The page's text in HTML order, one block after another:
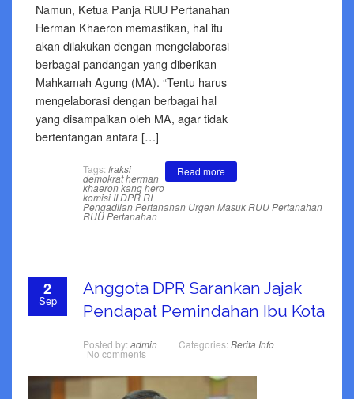
Namun, Ketua Panja RUU Pertanahan
Herman Khaeron memastikan, hal itu
akan dilakukan dengan mengelaborasi
berbagai pandangan yang diberikan
Mahkamah Agung (MA). “Tentu harus
mengelaborasi dengan berbagai hal
yang disampaikan oleh MA, agar tidak
bertentangan antara […]
Read more
Tags: fraksi
demokratherman
khaeronkang hero
komisi II DPR RI
Pengadilan Pertanahan Urgen Masuk RUU Pertanahan
RUU Pertanahan
2
Sep
Anggota DPR Sarankan Jajak
Pendapat Pemindahan Ibu Kota
Posted by: admin Categories: Berita Info
No comments